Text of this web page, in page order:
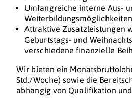
Umfangreiche interne Aus-
Weiterbildungsmöglichkeiten
Attraktive Zusatzleistungen
Geburtstags- und
verschiedene finanzielle
Wir bieten ein
Std./Woche) sowie die
abhängig von Qualifikation